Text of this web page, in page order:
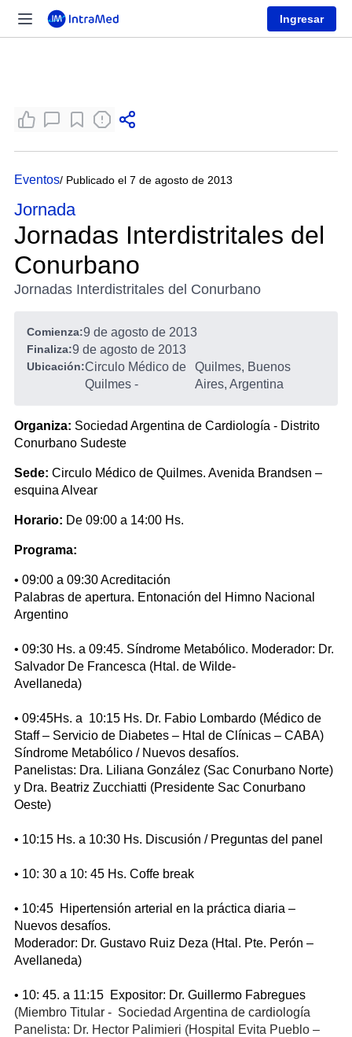
Ingresar
Eventos/ Publicado el 7 de agosto de 2013
Jornada
Jornadas Interdistritales del
Conurbano
Jornadas Interdistritales del Conurbano
Comienza:9 de agosto de 2013
Finaliza:9 de agosto de 2013
Ubicación:Circulo Médico de
Quilmes -
Quilmes, Buenos
Aires, Argentina
Organiza: Sociedad Argentina de Cardiología - Distrito
Conurbano Sudeste
Sede: Circulo Médico de Quilmes. Avenida Brandsen –
esquina Alvear
Horario: De 09:00 a 14:00 Hs.
Programa:
• 09:00 a 09:30 Acreditación
Palabras de apertura. Entonación del Himno Nacional
Argentino
• 09:30 Hs. a 09:45. Síndrome Metabólico. Moderador: Dr.
Salvador De Francesca (Htal. de Wilde-
Avellaneda)
• 09:45Hs. a 10:15 Hs. Dr. Fabio Lombardo (Médico de
Staff – Servicio de Diabetes – Htal de Clínicas – CABA)
Síndrome Metabólico / Nuevos desafíos.
Panelistas: Dra. Liliana González (Sac Conurbano Norte)
y Dra. Beatriz Zucchiatti (Presidente Sac Conurbano
Oeste)
• 10:15 Hs. a 10:30 Hs. Discusión / Preguntas del panel
• 10: 30 a 10: 45 Hs. Coffe break
• 10:45 Hipertensión arterial en la práctica diaria –
Nuevos desafíos.
Moderador: Dr. Gustavo Ruiz Deza (Htal. Pte. Perón –
Avellaneda)
• 10: 45. a 11:15 Expositor: Dr. Guillermo Fabregues
(Miembro Titular - Sociedad Argentina de cardiología
Panelista: Dr. Hector Palimieri (Hospital Evita Pueblo –